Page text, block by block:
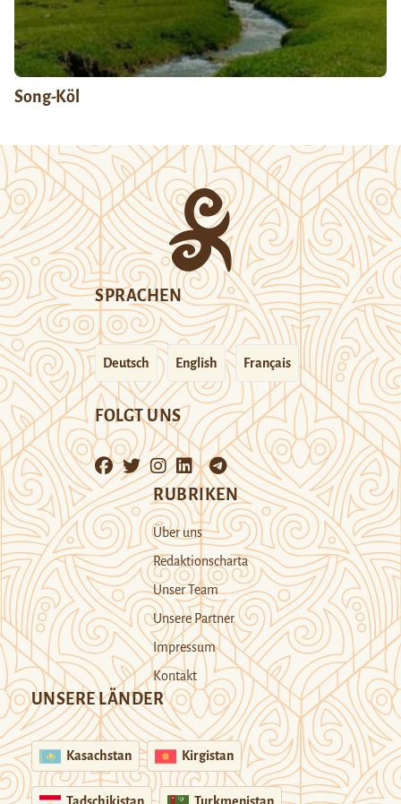
Song-Köl
SPRACHEN
Deutsch English Français
FOLGT UNS
RUBRIKEN
Über uns
Redaktionscharta
Unser Team
Unsere Partner
Impressum
Kontakt
UNSERE LÄNDER
Kasachstan Kirgistan